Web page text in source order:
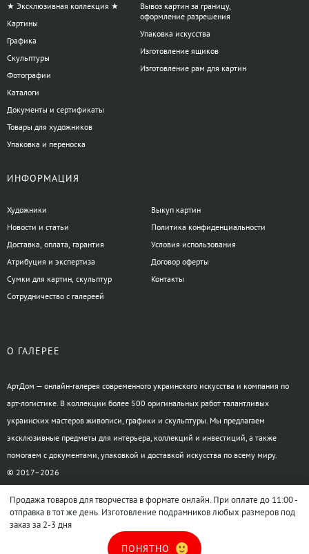
★ Эксклюзивная коллекция ★
Картины
Графика
Скульптуры
Фотографии
Каталоги
Документы и сертификаты
Товары для художников
Упаковка и переноска
Вывоз картин за границу,
оформление разрешения
Упаковка искусства
Изготовление ящиков
Изготовление рам для картин
ИНФОРМАЦИЯ
Художники
Новости и статьи
Доставка, оплата, гарантия
Атрибуция и экспертиза
Сумки для картин, скульптур
Сотрудничество с галереей
Выкуп картин
Политика конфиденциальности
Условия использования
Договор оферты
Контакты
О ГАЛЕРЕЕ
АртДом — онлайн-галерея современного украинского искусства и компания по
арт-логистике. В коллекции более 500 оригинальных работ талантливых
украинских мастеров живописи, графики и скульптуры. Мы предлагаем
эксклюзивные предметы для интерьера, коллекций и инвестиций, а также
помогаем с документами, упаковкой и доставкой искусства по всему миру.
© 2017–2026
Продажа товаров для творчества в формате онлайн. При оплате до 11:00 -
отправка в тот же день. Изготовление подрамников любых размеров под
заказ за 2-3 дня
ПОНЯТНО
XML-карта сайта